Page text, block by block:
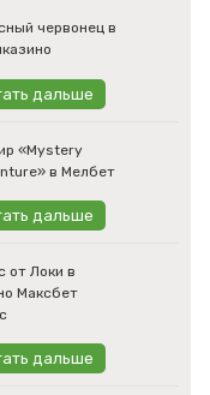
червонец в
дальше
«Mystery
в Мелбет
дальше
от Локи в
Максбет
дальше